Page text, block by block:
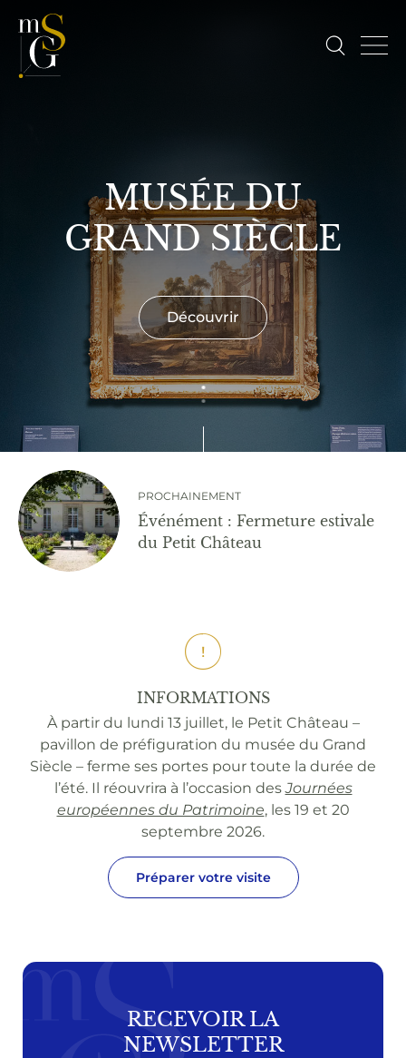
MUSÉE DU
GRAND SIÈCLE
Découvrir
PROCHAINEMENT
Événément : Fermeture estivale
du Petit Château
INFORMATIONS
À partir du lundi 13 juillet, le Petit Château –
pavillon de préfiguration du musée du Grand
Siècle – ferme ses portes pour toute la durée de
l’été. Il réouvrira à l’occasion desJournées
européennes du Patrimoine, les 19 et 20
septembre 2026.
Préparer votre visite
RECEVOIR LA
NEWSLETTER